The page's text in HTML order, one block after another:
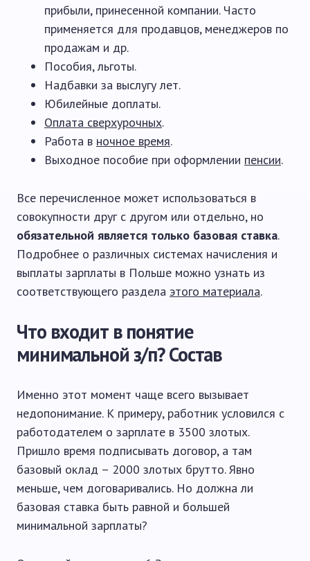
прибыли, принесенной компании. Часто
применяется для продавцов, менеджеров по
продажам и др.
Пособия, льготы.
Надбавки за выслугу лет.
Юбилейные доплаты.
Оплата сверхурочных.
Работа в ночное время.
Выходное пособие при оформлении пенсии.
Все перечисленное может использоваться в
совокупности друг с другом или отдельно, но
обязательной является только базовая ставка.
Подробнее о различных системах начисления и
выплаты зарплаты в Польше можно узнать из
соответствующего раздела этого материала.
Что входит в понятие
минимальной з/п? Состав
Именно этот момент чаще всего вызывает
недопонимание. К примеру, работник условился с
работодателем о зарплате в 3500 злотых.
Пришло время подписывать договор, а там
базовый оклад – 2000 злотых брутто. Явно
меньше, чем договаривались. Но должна ли
базовая ставка быть равной и большей
минимальной зарплаты?